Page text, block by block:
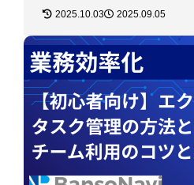
2025.10.03 2025.09.05